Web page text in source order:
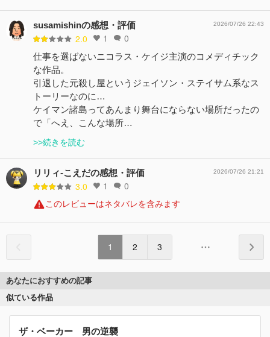
susamishinの感想・評価
2.0 1 0
2026/07/26 22:43
仕事を選ばないニコラス・ケイジ主演のコメディチック
な作品。
引退した元殺し屋というジェイソン・ステイサム系なス
トーリーなのに…
ケイマン諸島ってあんまり舞台にならない場所だったの
で「へえ、こんな場所…
>>続きを読む
リリィ-こえだの感想・評価
3.0 1 0
2026/07/26 21:21
このレビューはネタバレを含みます
1 2 3
あなたにおすすめの記事
似ている作品
ザ・ベーカー 男の逆襲